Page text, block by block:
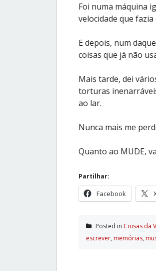
Foi numa máquina
velocidade que
E depois, num
coisas que já não
Mais tarde, dei
torturas
ao lar.
Nunca mais me
Quanto ao MUDE,
Partilhar:
Facebook
Posted in Coisas da
escrever, memórias,